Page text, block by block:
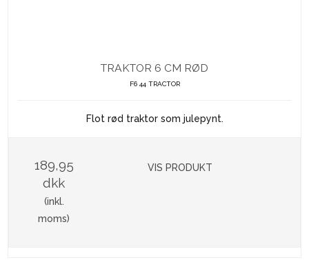
TRAKTOR 6 CM RØD
F6 44 TRACTOR
Flot rød traktor som julepynt.
189,95
dkk
(inkl.
moms)
VIS PRODUKT